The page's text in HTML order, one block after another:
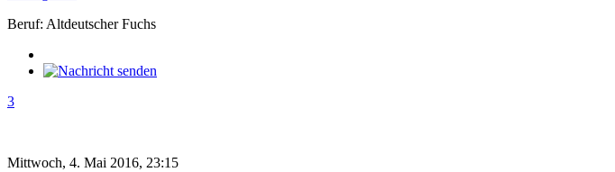
Beruf: Altdeutscher Fuchs
3
Mittwoch, 4. Mai 2016, 23:15